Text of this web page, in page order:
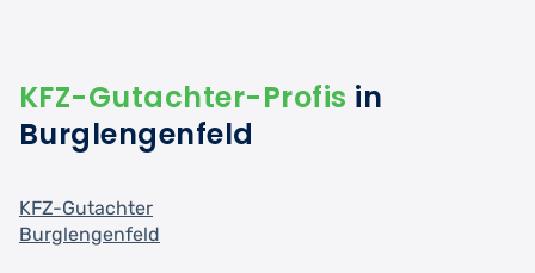
KFZ-Gutachter-Profis in
Burglengenfeld
KFZ-Gutachter
Burglengenfeld